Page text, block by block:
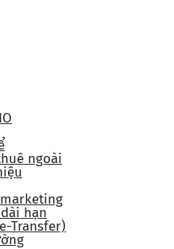
ngoài
hạn
Transfer)